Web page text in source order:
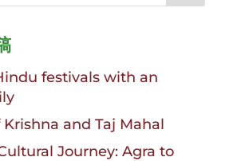
festivals with an
and Taj Mahal
Journey: Agra to